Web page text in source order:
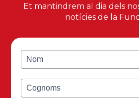
Et mantindrem al dia dels
notícies de la